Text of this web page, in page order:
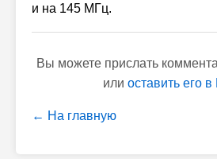
и на 145 МГц.
Вы можете прислать
или оставить его в
← На главную